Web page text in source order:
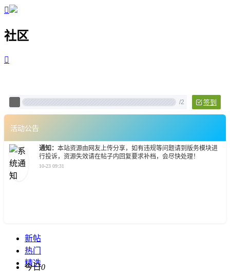

社区

Pixtech 社区 - 云计算、Linux
/2 签到
活动公告
通知： 本站资源由网友上传分享，如有违规等问题请到版务模块进
行投诉，资源失效请在帖子内回复要求补档，会尽快处理！
10-23 09:31
新帖
热门
精选
今日0